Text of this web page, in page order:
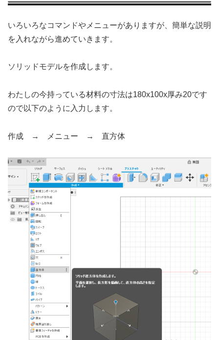
いろいろなコマンドやメニューがありますが、簡単な説明
を入れながら進めていきます。
ソリッドモデルを作成します。
わたしの今持っている材料の寸法は180x100x厚み20です
ので以下のように入力します。
作成 → メニュー → 直方体